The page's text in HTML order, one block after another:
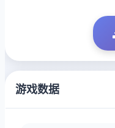
游戏数据